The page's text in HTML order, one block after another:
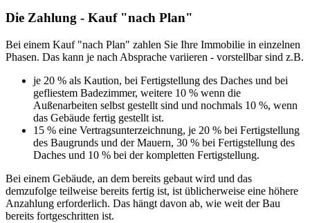
Die Zahlung - Kauf "nach Plan"
Bei einem Kauf "nach Plan" zahlen Sie Ihre Immobilie in einzelnen
Phasen. Das kann je nach Absprache variieren - vorstellbar sind z.B.
je 20 % als Kaution, bei Fertigstellung des Daches und bei
gefliestem Badezimmer, weitere 10 % wenn die
Außenarbeiten selbst gestellt sind und nochmals 10 %, wenn
das Gebäude fertig gestellt ist.
15 % eine Vertragsunterzeichnung, je 20 % bei Fertigstellung
des Baugrunds und der Mauern, 30 % bei Fertigstellung des
Daches und 10 % bei der kompletten Fertigstellung.
Bei einem Gebäude, an dem bereits gebaut wird und das
demzufolge teilweise bereits fertig ist, ist üblicherweise eine höhere
Anzahlung erforderlich. Das hängt davon ab, wie weit der Bau
bereits fortgeschritten ist.